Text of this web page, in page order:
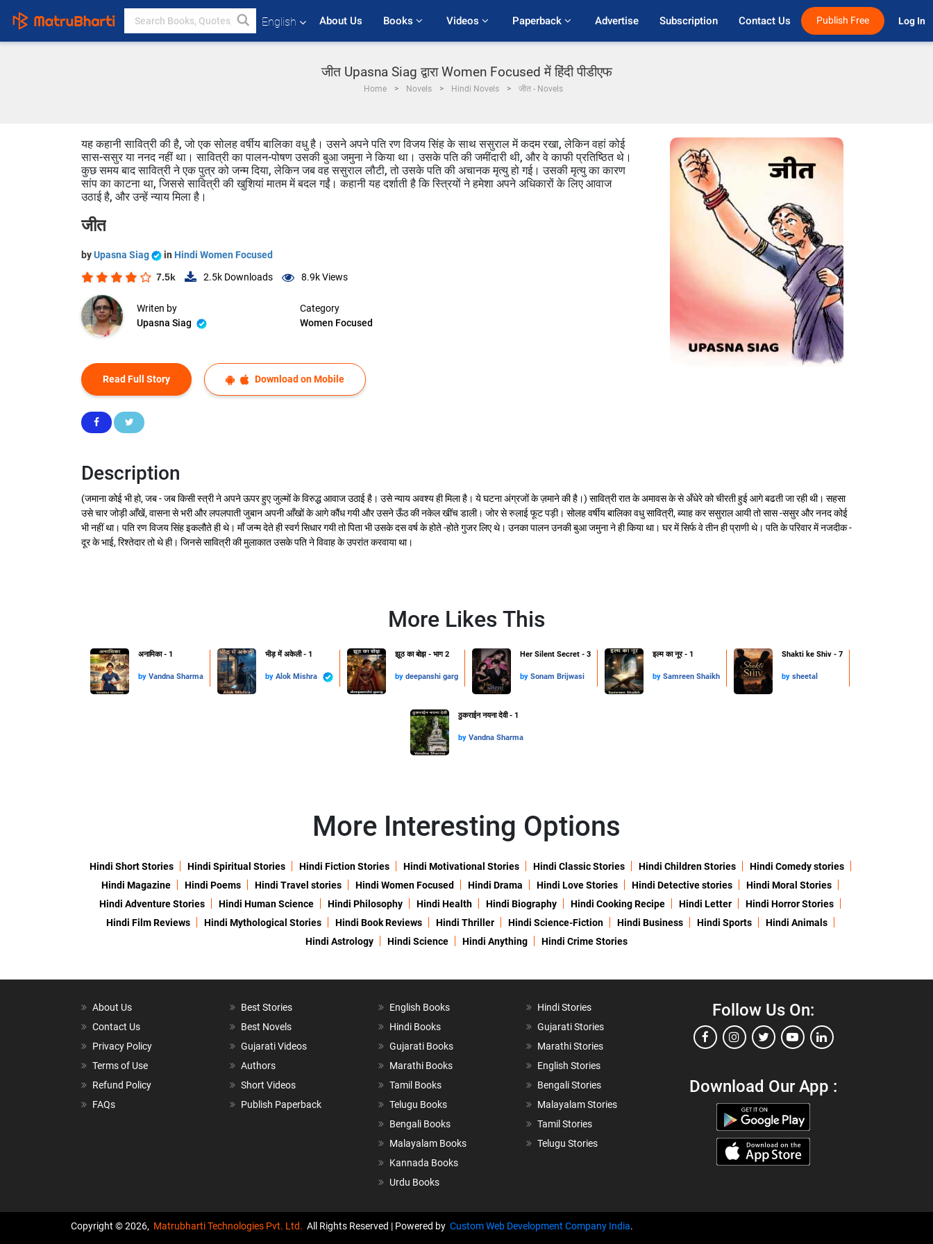
English About Us Books Videos Paperback Advertise Subscription Contact Us Publish Free Log In
जीत Upasna Siag द्वारा Women Focused में हिंदी पीडीएफ
Home Novels Hindi Novels जीत - Novels
यह कहानी सावित्री की है, जो एक सोलह वर्षीय बालिका वधु है। उसने अपने पति रण विजय सिंह के साथ ससुराल में कदम रखा, लेकिन वहां कोई
सास-ससुर या ननद नहीं था। सावित्री का पालन-पोषण उसकी बुआ जमुना ने किया था। उसके पति की जमींदारी थी, और वे काफी प्रतिष्ठित थे।
कुछ समय बाद सावित्री ने एक पुत्र को जन्म दिया, लेकिन जब वह ससुराल लौटी, तो उसके पति की अचानक मृत्यु हो गई। उसकी मृत्यु का कारण
सांप का काटना था, जिससे सावित्री की खुशियां मातम में बदल गईं। कहानी यह दर्शाती है कि स्त्रियों ने हमेशा अपने अधिकारों के लिए आवाज
उठाई है, और उन्हें न्याय मिला है।
जीत
byUpasna Siag in Hindi Women Focused
7.5k 2.5k Downloads 8.9kViews
Writen by
Upasna Siag
Category
Women Focused
Read Full Story Download on Mobile
Description
(जमाना कोई भी हो, जब - जब किसी स्त्री ने अपने ऊपर हुए जुल्मों के विरुद्ध आवाज उठाई है। उसे न्याय अवश्य ही मिला है। ये घटना अंग्रजों के ज़माने की है।) सावित्री रात के अमावस के से अँधेरे को चीरती हुई आगे बढती जा रही थी। सहसा
उसे चार जोड़ी आँखें, वासना से भरी और लपलपाती जुबान अपनी आँखों के आगे कौंध गयी और उसने ऊँठ की नकेल खींच डाली। जोर से रुलाई फूट पड़ी। सोलह वर्षीय बालिका वधु सावित्री, ब्याह कर ससुराल आयी तो सास -ससुर और ननद कोई
भी नहीं था। पति रण विजय सिंह इकलौते ही थे। माँ जन्म देते ही स्वर्ग सिधार गयी तो पिता भी उसके दस वर्ष के होते -होते गुजर लिए थे। उनका पालन उनकी बुआ जमुना ने ही किया था। घर में सिर्फ वे तीन ही प्राणी थे। पति के परिवार में नजदीक -
दूर के भाई, रिश्तेदार तो थे ही। जिनसे सावित्री की मुलाकात उसके पति ने विवाह के उपरांत करवाया था।
More Likes This
अनामिका - 1
by Vandna Sharma
भीड़ में अकेली - 1
by Alok Mishra
झूठ का बोझ - भाग 2
by deepanshi garg
Her Silent Secret - 3
by Sonam Brijwasi
इल्म का नूर - 1
by Samreen Shaikh
Shakti ke Shiv - 7
by sheetal
ठुकराईन नयना देवी - 1
by Vandna Sharma
More Interesting Options
Hindi Short Stories Hindi Spiritual Stories Hindi Fiction Stories Hindi Motivational Stories Hindi Classic Stories Hindi Children Stories
Hindi Comedy stories
Hindi Magazine
Hindi Poems Hindi Travel stories Hindi Women Focused Hindi Drama Hindi Love Stories Hindi Detective stories
Hindi Moral Stories
Hindi Adventure Stories
Hindi Human Science Hindi Philosophy Hindi Health Hindi Biography Hindi Cooking Recipe Hindi Letter
Hindi Horror Stories
Hindi Film Reviews
Hindi Mythological Stories Hindi Book Reviews Hindi Thriller Hindi Science-Fiction Hindi Business Hindi Sports
Hindi Animals
Hindi Astrology
Hindi Science Hindi Anything Hindi Crime Stories
About Us
Contact Us
Privacy Policy
Terms of Use
Refund Policy
FAQs
Best Stories
Best Novels
Gujarati Videos
Authors
Short Videos
Publish Paperback
English Books
Hindi Books
Gujarati Books
Marathi Books
Tamil Books
Telugu Books
Bengali Books
Malayalam Books
Kannada Books
Urdu Books
Hindi Stories
Gujarati Stories
Marathi Stories
English Stories
Bengali Stories
Malayalam Stories
Tamil Stories
Telugu Stories
Follow Us On:
Download Our App :
Copyright © 2026, Matrubharti Technologies Pvt. Ltd. All Rights Reserved | Powered by Custom Web Development Company India.